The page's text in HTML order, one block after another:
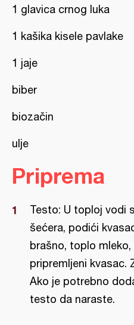
1 glavica crnog luka
1 kašika kisele pavlake
1 jaje
biber
biozačin
ulje
Priprema
Testo: U toploj vodi
šećera, podići
brašno, toplo mleko,
pripremljeni kvasac.
Ako je potrebno
testo da naraste.